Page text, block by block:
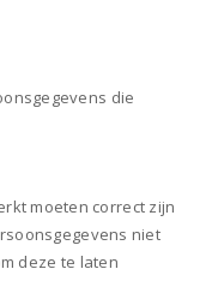
die
moeten correct zijn
niet
deze te laten